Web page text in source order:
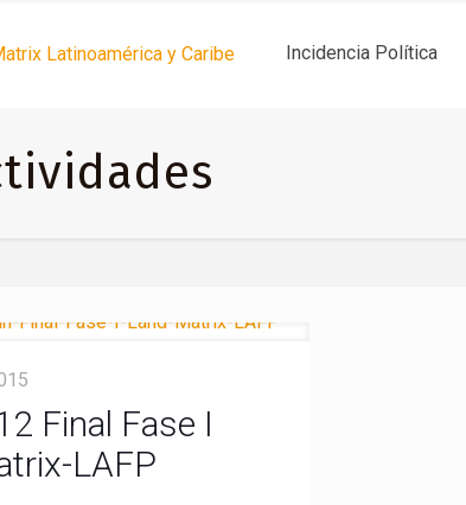
Incidencia Política
Final Fase I
LAFP